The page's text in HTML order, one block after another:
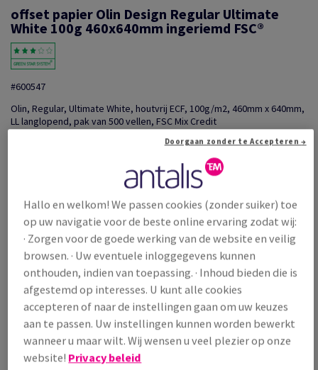
offset papier Olin Design Regular Ultimate
White 100g 460x640mm ingeriemd FSC®
#600547
Olin, Regular, Ultimate White, houtvrij ECF, 100g/m2, 460mm x 640mm,
LL langlopend, pak van 500 vellen, FSC Mix Credit
Delen via e-mail
Promotie: Tijdelijke aanbieding! Tot wel 20% korting o...
Prijs incl. BTW
€ 386,07 22,21% OFF
Promoprijs incl. BTW
€ 300,31
/ 1 000 Vel
(29,4 kg )
OP VOORRAAD
Verpakkingsaantallen
Pak
Hallo en welkom! We passen cookies (zonder suiker) toe
op uw navigatie voor de beste online ervaring zodat wij:
· Zorgen voor de goede werking van de website en veilig
browsen. · Uw eventuele inloggegevens kunnen
onthouden, indien van toepassing. · Inhoud bieden die is
afgestemd op interesses. U kunt alle cookies
accepteren of naar de instellingen gaan om uw keuzes
aan te passen. Uw instellingen kunnen worden bewerkt
wanneer u maar wilt. Wij wensen u veel plezier op onze
website! Privacy beleid
Doorgaan zonder te Accepteren →